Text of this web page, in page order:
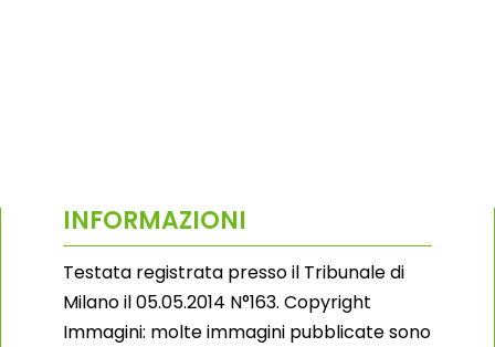
INFORMAZIONI
Testata registrata presso il Tribunale di
Milano il 05.05.2014 N°163. Copyright
Immagini: molte immagini pubblicate sono